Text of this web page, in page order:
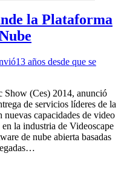
la Plataforma
13 años desde que se
Show (Ces) 2014, anunció
de servicios líderes de la
capacidades de video
la industria de Videoscape
de nube abierta basadas